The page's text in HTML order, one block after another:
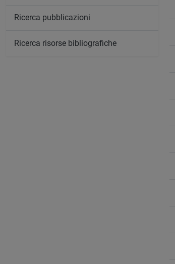
Ricerca pubblicazioni
Ricerca risorse bibliografiche